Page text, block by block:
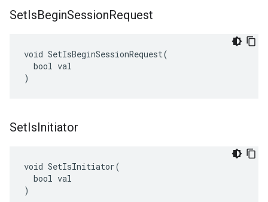
SetIsBeginSessionRequest
void SetIsBeginSessionRequest(
  bool val
)
SetIsInitiator
void SetIsInitiator(
  bool val
)